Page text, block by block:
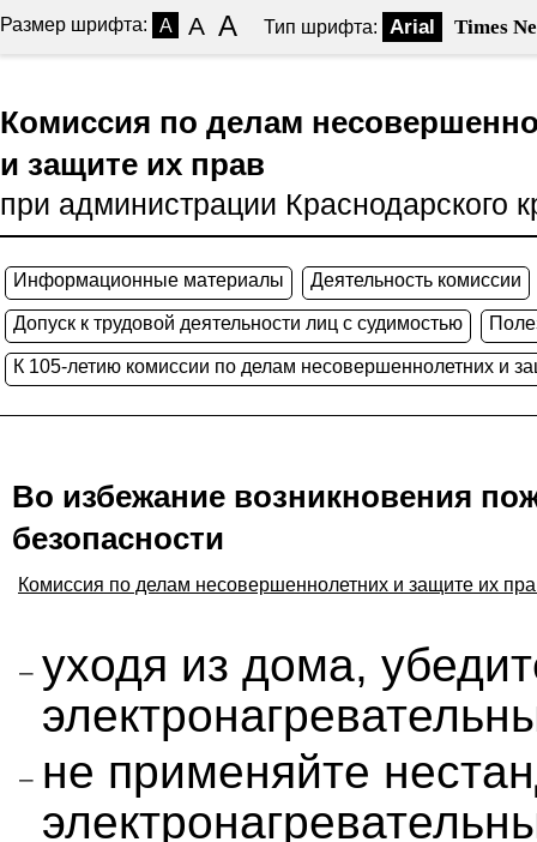
Размер шрифта: A A A Тип шрифта: Arial Times
Комиссия по делам
и защите их прав
при администрации Краснодарского
Информационные материалы Деятельность комиссии
Допуск к трудовой деятельности лиц с судимостью
К 105-летию комиссии по делам несовершеннолетних и
Во избежание возникновения
безопасности
Комиссия по делам несовершеннолетних и защите их
уходя из дома,
не применяйте